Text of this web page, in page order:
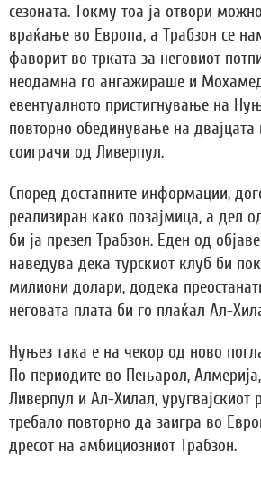
сезоната. Токму тоа ја отвори
враќање во Европа, а Трабзон се
фаворит во трката за неговиот
неодамна го ангажираше и
евентуалното пристигнување на
повторно обединување на
соиграчи од Ливерпул.
Според достапните информации,
реализиран како позајмица, а дел
би ја презел Трабзон. Еден од
наведува дека турскиот клуб би
милиони долари, додека
неговата плата би го плаќал Ал-
Нуњез така е на чекор од ново
По периодите во Пењарол,
Ливерпул и Ал-Хилал, уругвајскиот
требало повторно да заигра во
дресот на амбициозниот Трабзон.